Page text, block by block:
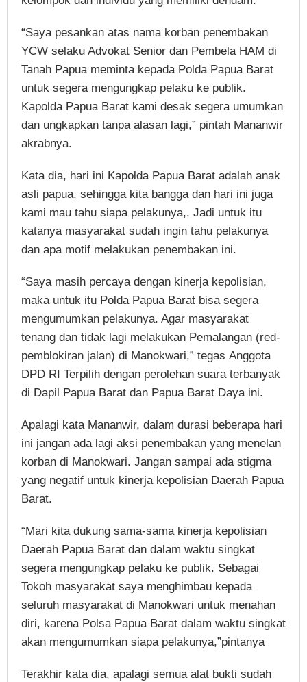
“Saya pesankan atas nama korban penembakan
YCW selaku Advokat Senior dan Pembela HAM di
Tanah Papua meminta kepada Polda Papua Barat
untuk segera mengungkap pelaku ke publik.
Kapolda Papua Barat kami desak segera umumkan
dan ungkapkan tanpa alasan lagi,” pintah Mananwir
akrabnya.
Kata dia, hari ini Kapolda Papua Barat adalah anak
asli papua, sehingga kita bangga dan hari ini juga
kami mau tahu siapa pelakunya,. Jadi untuk itu
katanya masyarakat sudah ingin tahu pelakunya
dan apa motif melakukan penembakan ini.
“Saya masih percaya dengan kinerja kepolisian,
maka untuk itu Polda Papua Barat bisa segera
mengumumkan pelakunya. Agar masyarakat
tenang dan tidak lagi melakukan Pemalangan (red-
pemblokiran jalan) di Manokwari,” tegas Anggota
DPD RI Terpilih dengan perolehan suara terbanyak
di Dapil Papua Barat dan Papua Barat Daya ini.
Apalagi kata Mananwir, dalam durasi beberapa hari
ini jangan ada lagi aksi penembakan yang menelan
korban di Manokwari. Jangan sampai ada stigma
yang negatif untuk kinerja kepolisian Daerah Papua
Barat.
“Mari kita dukung sama-sama kinerja kepolisian
Daerah Papua Barat dan dalam waktu singkat
segera mengungkap pelaku ke publik. Sebagai
Tokoh masyarakat saya menghimbau kepada
seluruh masyarakat di Manokwari untuk menahan
diri, karena Polsa Papua Barat dalam waktu singkat
akan mengumumkan siapa pelakunya,”pintanya
Terakhir kata dia, apalagi semua alat bukti sudah